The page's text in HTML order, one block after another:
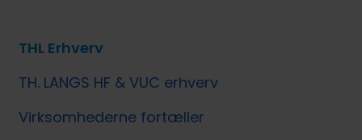
THL Erhverv
TH. LANGS HF & VUC erhverv
Virksomhederne fortæller